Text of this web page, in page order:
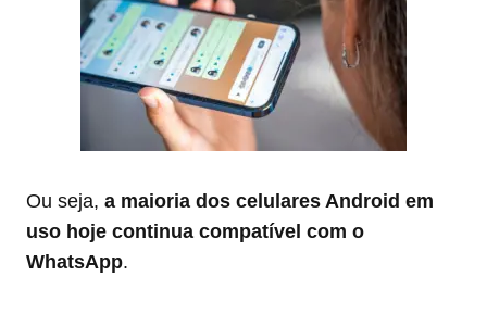
Ou seja, a maioria dos celulares Android em
uso hoje continua compatível com o
WhatsApp.